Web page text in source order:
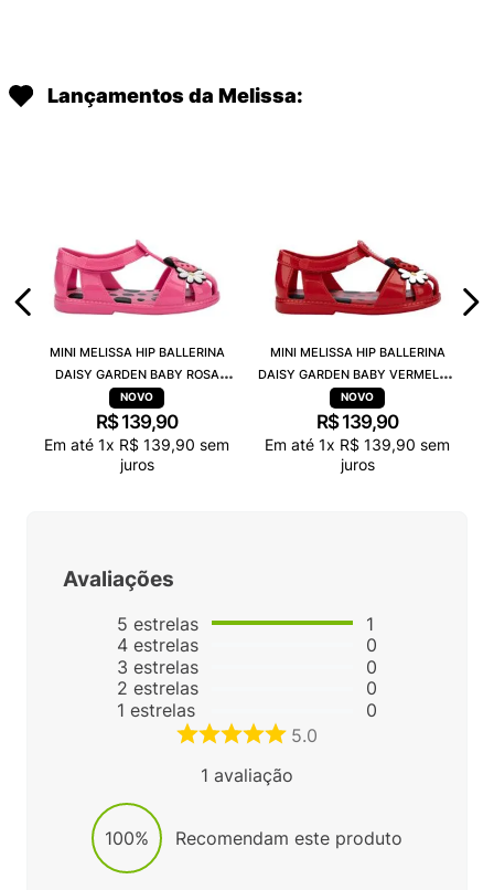
Lançamentos da Melissa:
MINI MELISSA HIP BALLERINA
DAISY GARDEN BABY ROSA
PRETO 38115
R$ 139,90
Em até 1x R$ 139,90 sem
juros
MINI MELISSA HIP BALLERINA
DAISY GARDEN BABY VERMELHO
PRETO 38115
R$ 139,90
Em até 1x R$ 139,90 sem
juros
Avaliações
5 estrelas
4 estrelas
3 estrelas
2 estrelas
1 estrelas
1
0
0
0
0
5.0
1 avaliação
100% Recomendam este produto